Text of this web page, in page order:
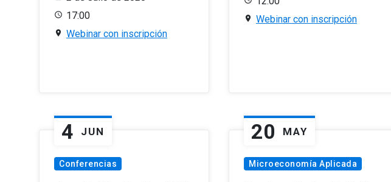
17:00
Webinar con inscripción
Webinar con inscripción
4 JUN
Conferencias
20 MAY
Microeconomía Aplicada